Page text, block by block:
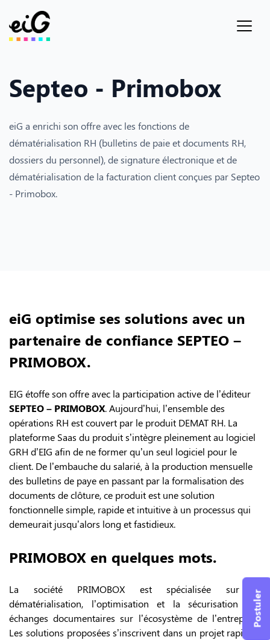
Postuler
Septeo - Primobox
eiG a enrichi son offre avec les fonctions de
dématérialisation RH (bulletins de paie et documents RH,
dossiers du personnel), de signature électronique et de
dématérialisation de la facturation client conçues par Septeo
- Primobox.
eiG optimise ses solutions avec un
partenaire de confiance SEPTEO –
PRIMOBOX.
EIG étoffe son offre avec la participation active de l’éditeur
SEPTEO – PRIMOBOX. Aujourd’hui, l’ensemble des
opérations RH est couvert par le produit DEMAT RH. La
plateforme Saas du produit s’intègre pleinement au logiciel
GRH d’EIG afin de ne former qu’un seul logiciel pour le
client. De l’embauche du salarié, à la production mensuelle
des bulletins de paye en passant par la formalisation des
documents de clôture, ce produit est une solution
fonctionnelle simple, rapide et intuitive à un processus qui
demeurait jusqu’alors long et fastidieux.
PRIMOBOX en quelques mots.
La société PRIMOBOX est spécialisée sur la
dématérialisation, l’optimisation et la sécurisation des
échanges documentaires sur l’écosystème de l’entreprise.
Les solutions proposées s’inscrivent dans un projet rapide à